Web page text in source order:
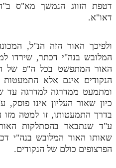
אתר הבית
דף היומי בזוהר הקדוש
דטפת הזווג הנמשך מא"ס
דאו"א.
ולפיכך האור הזה הנ"ל,
המלובש בנה"י דכתר, שירדו
האור המתפשט בכל ה"פ של
הנקודים אינם אלא התמעטות
ומתמעט ממדרגה למדרגה עד
כיון שאור העליון אינו
בדרך התמעטותו, זו למטה
ע"ד שנתבאר בהסתלקות
שאותו האור המלובש בנה"י
הפרצופים כולם של הנקודים.